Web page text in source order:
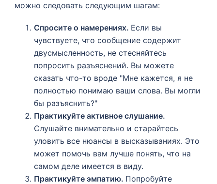
можно следовать следующим шагам:
Спросите о намерениях. Если вы
чувствуете, что сообщение содержит
двусмысленность, не стесняйтесь
попросить разъяснений. Вы можете
сказать что-то вроде "Мне кажется, я не
полностью понимаю ваши слова. Вы могли
бы разъяснить?"
Практикуйте активное слушание.
Слушайте внимательно и старайтесь
уловить все нюансы в высказываниях. Это
может помочь вам лучше понять, что на
самом деле имеется в виду.
Практикуйте эмпатию. Попробуйте